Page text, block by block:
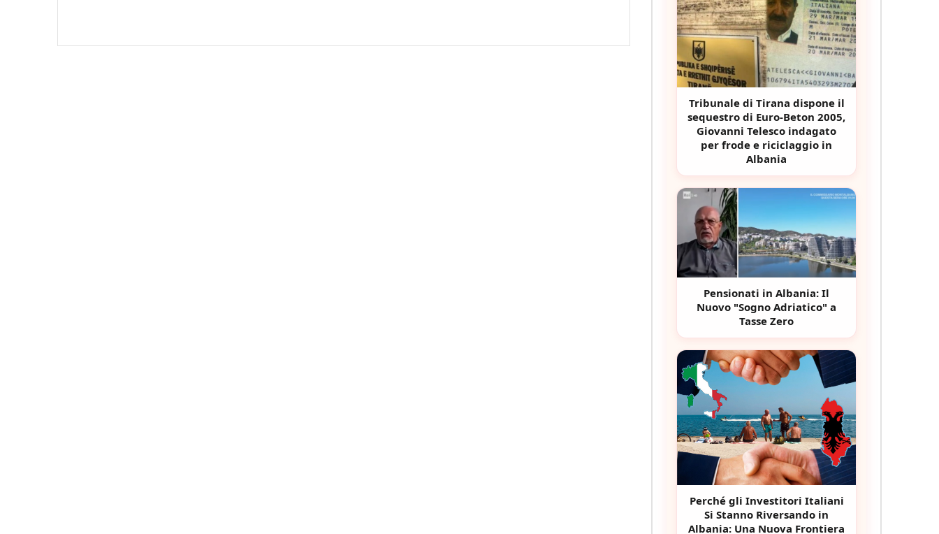
Tribunale di Tirana dispone il
sequestro di Euro-Beton 2005,
Giovanni Telesco indagato
per frode e riciclaggio in
Albania
Pensionati in Albania: Il
Nuovo "Sogno Adriatico" a
Tasse Zero
Perché gli Investitori Italiani
Si Stanno Riversando in
Albania: Una Nuova Frontiera